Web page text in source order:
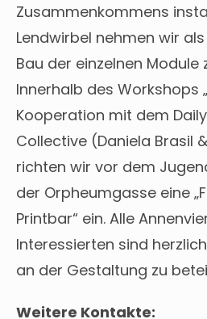
Zusammenkommens
Lendwirbel nehmen wir
Bau der einzelnen Module
Innerhalb des Workshops
Kooperation mit dem
Collective (Daniela Brasil
richten wir vor dem
der Orpheumgasse eine
Printbar“ ein. Alle
Interessierten sind
an der Gestaltung zu
Weitere Kontakte: